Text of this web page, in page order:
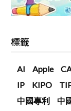
標籤
AI Apple
IP
KIPO
中國專利
中